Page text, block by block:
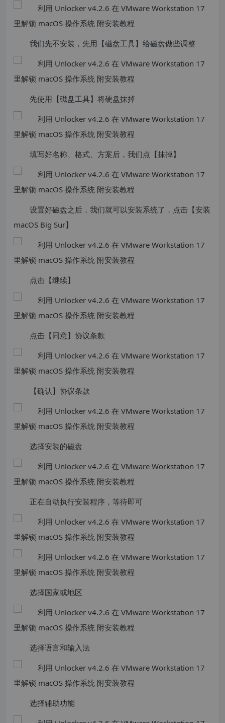
我们先不安装，先用【磁盘工具】给磁盘做些调整
先使用【磁盘工具】将硬盘抹掉
填写好名称、格式、方案后，我们点【抹掉】
设置好磁盘之后，我们就可以安装系统了，点击【安装
macOS Big Sur】
点击【继续】
点击【同意】协议条款
【确认】协议条款
选择安装的磁盘
正在自动执行安装程序，等待即可
选择国家或地区
选择语言和输入法
选择辅助功能